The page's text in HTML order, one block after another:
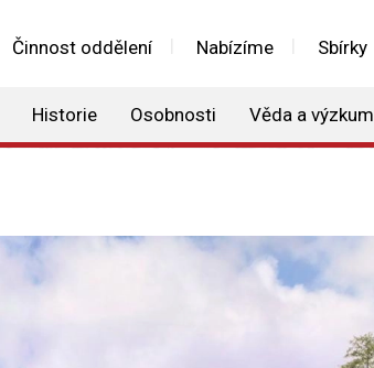
Činnost oddělení Nabízíme Sbírky
Historie Osobnosti Věda a výzkum